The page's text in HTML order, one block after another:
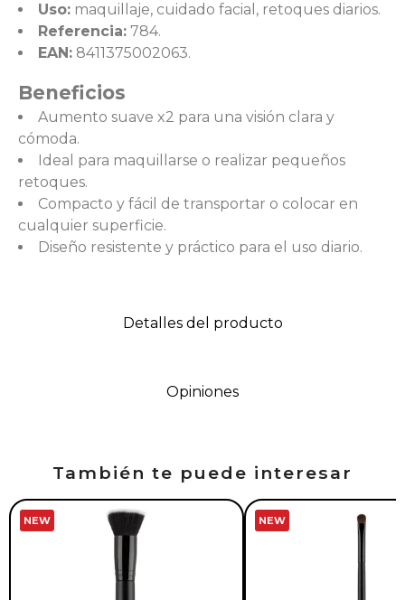
Detalles del producto
Opiniones
Uso: maquillaje, cuidado facial, retoques diarios.
Referencia: 784.
EAN: 8411375002063.
Beneficios
Aumento suave x2 para una visión clara y
cómoda.
Ideal para maquillarse o realizar pequeños
retoques.
Compacto y fácil de transportar o colocar en
cualquier superficie.
Diseño resistente y práctico para el uso diario.
También te puede interesar
NEW NEW